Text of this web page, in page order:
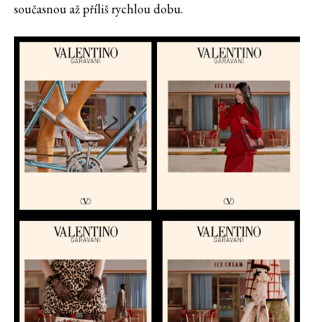
současnou až příliš rychlou dobu.